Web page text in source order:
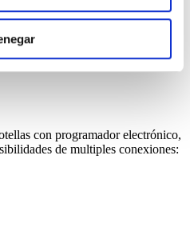
con programador electrónico,
de multiples conexiones: